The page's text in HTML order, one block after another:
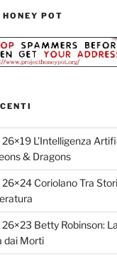
POT
26×19 L’Intelligenza
& Dragons
26×24 Coriolano Tra
26×23 Betty Robinson: La
dai Morti